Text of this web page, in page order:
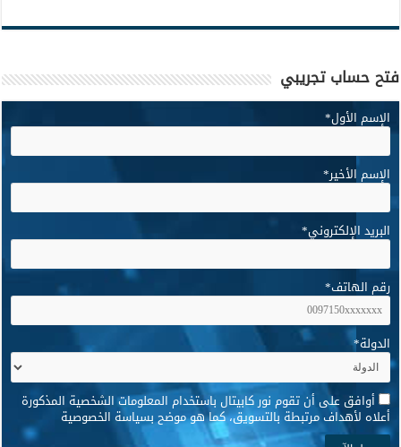
فتح حساب تجريبي
الإسم الأول*
الإسم الأخير*
البريد الإلكتروني*
رقم الهاتف*
الدولة*
* أوافق على أن تقوم نور كابيتال باستخدام المعلومات الشخصية المذكورة
أعلاه لأهداف مرتبطة بالتسويق، كما هو موضح بسياسة الخصوصية